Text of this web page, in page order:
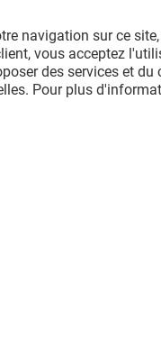
navigation sur ce
vous acceptez
des services et
Pour plus